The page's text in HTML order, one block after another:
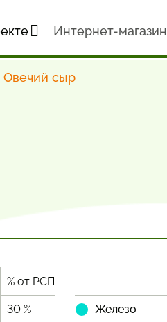
Интернет-магазин
Овечий сыр
% от РСП
30 % Железо